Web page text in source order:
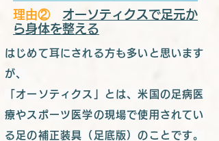
​理由② オーソティクスで足元か
ら身体を整える
はじめて耳にされる方も多いと思います
が、
「オーソティクス」とは、米国の足病医
療やスポーツ医学の現場で使用されてい
る足の補正装具（足底版）のことです。